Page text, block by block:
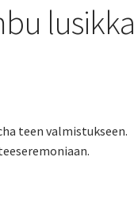
lusikka
teen valmistukseen.